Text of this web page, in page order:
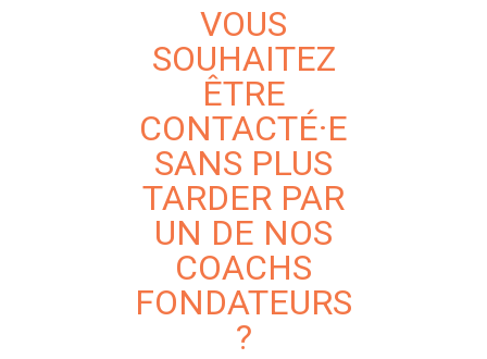
VOUS
SOUHAITEZ
ÊTRE
CONTACTÉ·E
SANS PLUS
TARDER PAR
UN DE NOS
COACHS
FONDATEURS
?